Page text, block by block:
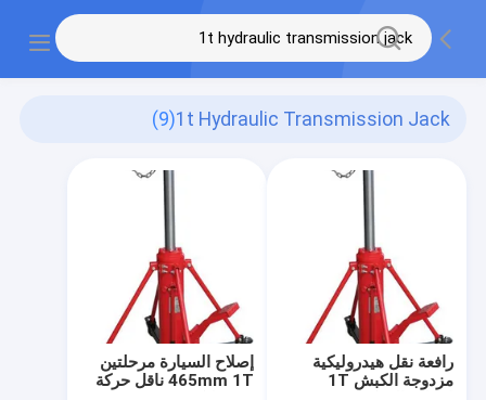
1t Hydraulic Transmission Jack
(9)
إصلاح السيارة مرحلتين
465mm 1T ناقل حركة
رافعة نقل هيدروليكية
مزدوجة الكبش 1T